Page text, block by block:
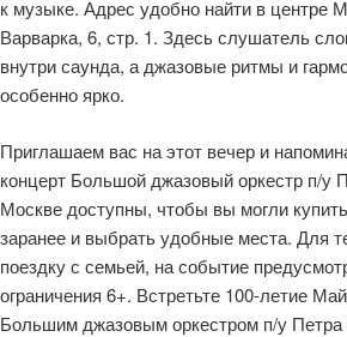
к музыке. Адрес удобно найти в центре
Варварка, 6, стр. 1. Здесь слушатель
внутри саунда, а джазовые ритмы и
особенно ярко.
Приглашаем вас на этот вечер и
концерт Большой джазовый оркестр п/у
Москве доступны, чтобы вы могли
заранее и выбрать удобные места. Для
поездку с семьей, на событие
ограничения 6+. Встретьте 100-летие
Большим джазовым оркестром п/у Петра